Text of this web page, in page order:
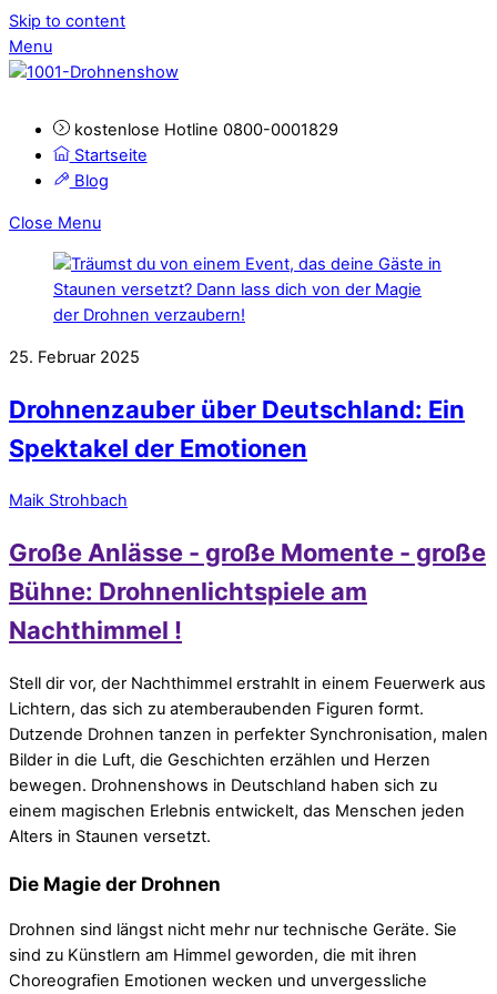
Skip to content
Menu
kostenlose Hotline 0800-0001829
Startseite
Blog
Close Menu
25. Februar 2025
Drohnenzauber über Deutschland: Ein
Spektakel der Emotionen
Maik Strohbach
Große Anlässe - große Momente - große
Bühne: Drohnenlichtspiele am
Nachthimmel !
Stell dir vor, der Nachthimmel erstrahlt in einem Feuerwerk aus
Lichtern, das sich zu atemberaubenden Figuren formt.
Dutzende Drohnen tanzen in perfekter Synchronisation, malen
Bilder in die Luft, die Geschichten erzählen und Herzen
bewegen. Drohnenshows in Deutschland haben sich zu
einem magischen Erlebnis entwickelt, das Menschen jeden
Alters in Staunen versetzt.
Die Magie der Drohnen
Drohnen sind längst nicht mehr nur technische Geräte. Sie
sind zu Künstlern am Himmel geworden, die mit ihren
Choreografien Emotionen wecken und unvergessliche